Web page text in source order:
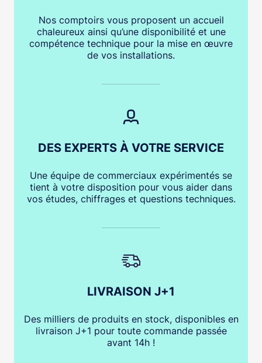
Nos comptoirs vous proposent un accueil
chaleureux ainsi qu’une disponibilité et une
compétence technique pour la mise en œuvre
de vos installations.
DES EXPERTS À VOTRE SERVICE
Une équipe de commerciaux expérimentés se
tient à votre disposition pour vous aider dans
vos études, chiffrages et questions techniques.
LIVRAISON J+1
Des milliers de produits en stock, disponibles en
livraison J+1 pour toute commande passée
avant 14h !